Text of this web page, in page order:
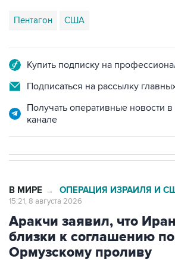
Пентагон США
Купить подписку на
Подписаться на рассылку
Получать оперативные новости
канале
В МИРЕ → ОПЕРАЦИЯ ИЗРАИЛЯ И
15:21, 8 августа 2026
Аракчи заявил, что
близки к соглашению по
Ормузскому проливу